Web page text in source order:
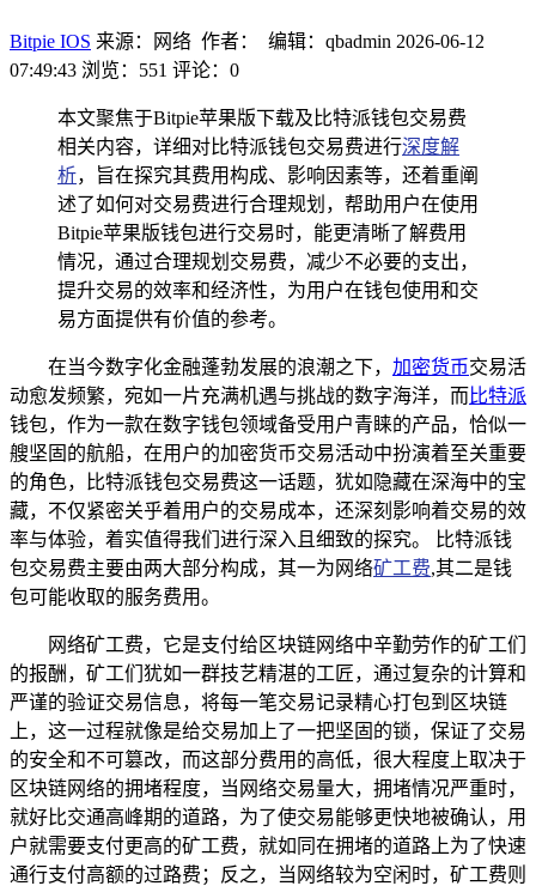
Bitpie IOS 来源：网络 作者： 编辑：qbadmin 2026-06-12
07:49:43 浏览：551 评论：0
本文聚焦于Bitpie苹果版下载及比特派钱包交易费
相关内容，详细对比特派钱包交易费进行深度解
析，旨在探究其费用构成、影响因素等，还着重阐
述了如何对交易费进行合理规划，帮助用户在使用
Bitpie苹果版钱包进行交易时，能更清晰了解费用
情况，通过合理规划交易费，减少不必要的支出，
提升交易的效率和经济性，为用户在钱包使用和交
易方面提供有价值的参考。
在当今数字化金融蓬勃发展的浪潮之下， 加密货币交易活
动愈发频繁，宛如一片充满机遇与挑战的数字海洋，而 比特派
钱包，作为一款在数字钱包领域备受用户青睐的产品，恰似一
艘坚固的航船，在用户的加密货币交易活动中扮演着至关重要
的角色，比特派钱包交易费这一话题，犹如隐藏在深海中的宝
藏，不仅紧密关乎着用户的交易成本，还深刻影响着交易的效
率与体验，着实值得我们进行深入且细致的探究。 比特派钱
包交易费主要由两大部分构成，其一为网络矿工费,其二是钱
包可能收取的服务费用。
网络矿工费，它是支付给区块链网络中辛勤劳作的矿工们
的报酬，矿工们犹如一群技艺精湛的工匠，通过复杂的计算和
严谨的验证交易信息，将每一笔交易记录精心打包到区块链
上，这一过程就像是给交易加上了一把坚固的锁，保证了交易
的安全和不可篡改，而这部分费用的高低，很大程度上取决于
区块链网络的拥堵程度，当网络交易量大，拥堵情况严重时，
就好比交通高峰期的道路，为了使交易能够更快地被确认，用
户就需要支付更高的矿工费，就如同在拥堵的道路上为了快速
通行支付高额的过路费；反之，当网络较为空闲时，矿工费则